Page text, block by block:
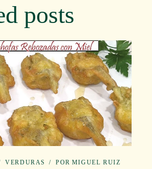
posts
VERDURAS POR MIGUEL RUIZ